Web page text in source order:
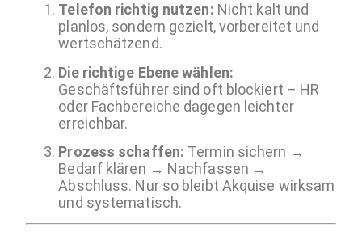
Telefon richtig nutzen: Nicht kalt und
planlos, sondern gezielt, vorbereitet und
wertschätzend.
Die richtige Ebene wählen:
Geschäftsführer sind oft blockiert – HR
oder Fachbereiche dagegen leichter
erreichbar.
Prozess schaffen: Termin sichern →
Bedarf klären → Nachfassen →
Abschluss. Nur so bleibt Akquise wirksam
und systematisch.